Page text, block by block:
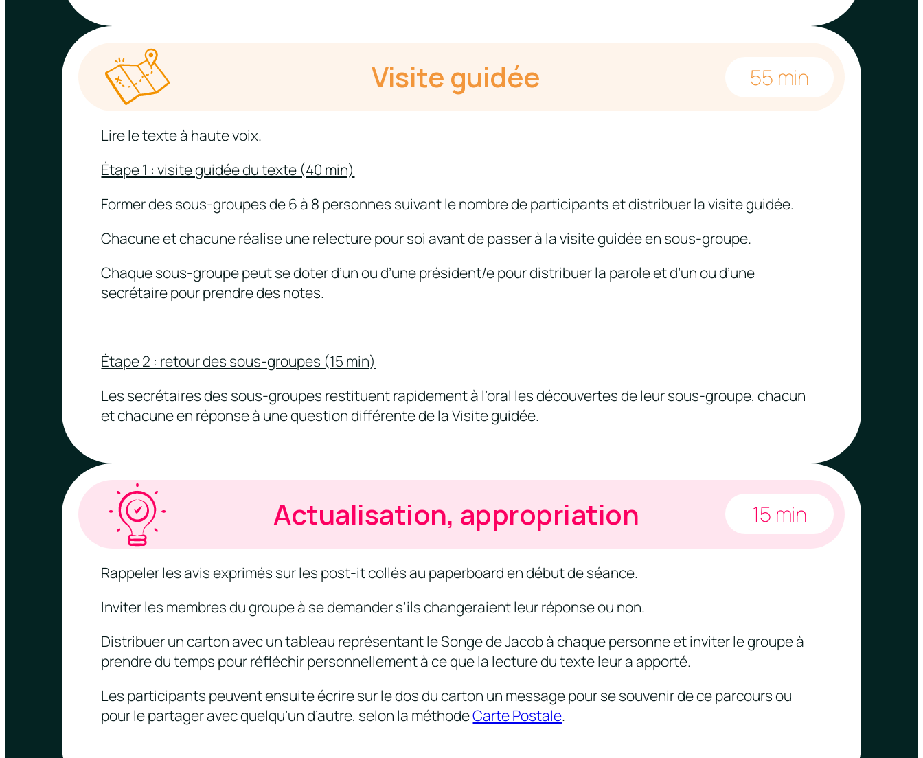
Visite guidée 55 min
Lire le texte à haute voix.
Étape 1 : visite guidée du texte (40 min)
Former des sous-groupes de 6 à 8 personnes suivant le nombre de participants et distribuer la visite guidée.
Chacune et chacune réalise une relecture pour soi avant de passer à la visite guidée en sous-groupe.
Chaque sous-groupe peut se doter d’un ou d’une président/e pour distribuer la parole et d’un ou d’une
secrétaire pour prendre des notes.
Étape 2 : retour des sous-groupes (15 min)
Les secrétaires des sous-groupes restituent rapidement à l’oral les découvertes de leur sous-groupe, chacun
et chacune en réponse à une question différente de la Visite guidée.
Actualisation, appropriation 15 min
Rappeler les avis exprimés sur les post-it collés au paperboard en début de séance.
Inviter les membres du groupe à se demander s’ils changeraient leur réponse ou non.
Distribuer un carton avec un tableau représentant le Songe de Jacob à chaque personne et inviter le groupe à
prendre du temps pour réfléchir personnellement à ce que la lecture du texte leur a apporté.
Les participants peuvent ensuite écrire sur le dos du carton un message pour se souvenir de ce parcours ou
pour le partager avec quelqu’un d’autre, selon la méthodeCarte Postale.